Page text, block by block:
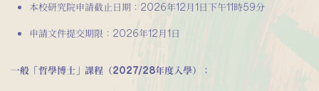
本校研究院申請截止日期：2026年12月1日下午11時59分
申請文件提交期限：2026年12月1日
一般「哲學博士」課程（2027/28年度入學）：